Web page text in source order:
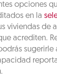
opciones
en la
viviendas de
acrediten.
sugerirle
.